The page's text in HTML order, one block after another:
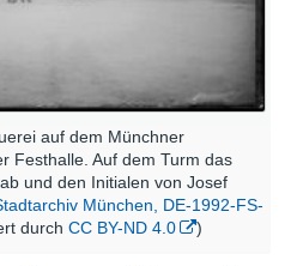
auf dem Münchner
Festhalle. Auf dem Turm das
und den Initialen von Josef
München, DE-1992-FS-
durchCC BY-ND 4.0 )